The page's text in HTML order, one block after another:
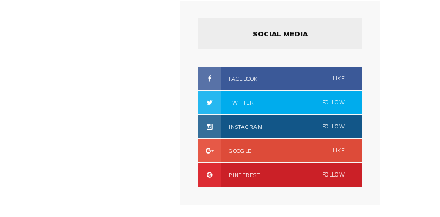
SOCIAL MEDIA
FACEBOOK LIKE
TWITTER FOLLOW
INSTAGRAM FOLLOW
GOOGLE LIKE
PINTEREST FOLLOW